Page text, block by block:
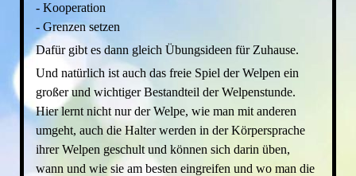
- Kooperation
- Grenzen setzen
Dafür gibt es dann gleich Übungsideen für Zuhause.
Und natürlich ist auch das freie Spiel der Welpen ein
großer und wichtiger Bestandteil der Welpenstunde.
Hier lernt nicht nur der Welpe, wie man mit anderen
umgeht, auch die Halter werden in der Körpersprache
ihrer Welpen geschult und können sich darin üben,
wann und wie sie am besten eingreifen und wo man die